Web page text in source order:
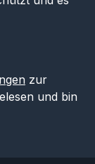
zur
und bin